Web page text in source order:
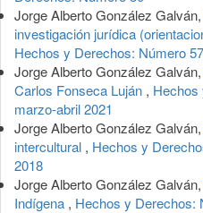
Jorge Alberto González Galván,
investigación jurídica
Hechos y Derechos: Número
Jorge Alberto González Galván,
Carlos Fonseca Luján , Hechos
marzo-abril 2021
Jorge Alberto González Galván,
intercultural , Hechos y
2018
Jorge Alberto González Galván,
Indígena , Hechos y Derechos: